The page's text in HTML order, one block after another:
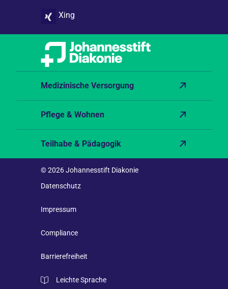
Xing
Medizinische Versorgung
Pflege & Wohnen
Teilhabe & Pädagogik
© 2026 Johannesstift Diakonie
Datenschutz
Impressum
Compliance
Barrierefreiheit
Leichte Sprache